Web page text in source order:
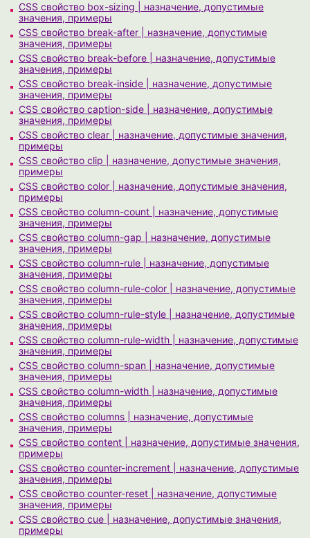
CSS свойство box-sizing | назначение, допустимые
значения, примеры
CSS свойство break-after | назначение, допустимые
значения, примеры
CSS свойство break-before | назначение, допустимые
значения, примеры
CSS свойство break-inside | назначение, допустимые
значения, примеры
CSS свойство caption-side | назначение, допустимые
значения, примеры
CSS свойство clear | назначение, допустимые значения,
примеры
CSS свойство clip | назначение, допустимые значения,
примеры
CSS свойство color | назначение, допустимые значения,
примеры
CSS свойство column-count | назначение, допустимые
значения, примеры
CSS свойство column-gap | назначение, допустимые
значения, примеры
CSS свойство column-rule | назначение, допустимые
значения, примеры
CSS свойство column-rule-color | назначение, допустимые
значения, примеры
CSS свойство column-rule-style | назначение, допустимые
значения, примеры
CSS свойство column-rule-width | назначение, допустимые
значения, примеры
CSS свойство column-span | назначение, допустимые
значения, примеры
CSS свойство column-width | назначение, допустимые
значения, примеры
CSS свойство columns | назначение, допустимые
значения, примеры
CSS свойство content | назначение, допустимые значения,
примеры
CSS свойство counter-increment | назначение, допустимые
значения, примеры
CSS свойство counter-reset | назначение, допустимые
значения, примеры
CSS свойство cue | назначение, допустимые значения,
примеры